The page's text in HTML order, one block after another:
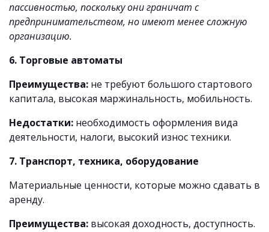
пассивностью, поскольку они граничат с
предпринимательством, но имеют менее сложную
организацию.
6. Торговые автоматы
Преимущества: не требуют большого стартового
капитала, высокая маржинальность, мобильность.
Недостатки: необходимость оформления вида
деятельности, налоги, высокий износ техники.
7. Транспорт, техника, оборудование
Материальные ценности, которые можно сдавать в
аренду.
Преимущества: высокая доходность, доступность.